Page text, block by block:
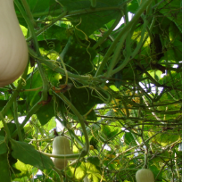
ĐẶC SẢN CHÈ TÂN CƯƠNG
THÁI NGUYÊN(TÚI 0,5KG)
000₫